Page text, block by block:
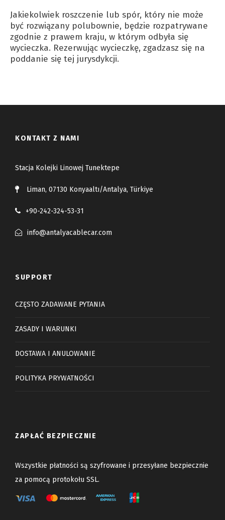
Jakiekolwiek roszczenie lub spór, który nie może
być rozwiązany polubownie, będzie rozpatrywane
zgodnie z prawem kraju, w którym odbyła się
wycieczka. Rezerwując wycieczkę, zgadzasz się na
poddanie się tej jurysdykcji.
KONTAKT Z NAMI
Stacja Kolejki Linowej Tunektepe
Liman, 07130 Konyaaltı/Antalya, Türkiye
+90-242-324-53-31
info@antalyacablecar.com
SUPPORT
CZĘSTO ZADAWANE PYTANIA
ZASADY I WARUNKI
DOSTAWA I ANULOWANIE
POLITYKA PRYWATNOŚCI
ZAPŁAĆ BEZPIECZNIE
Wszystkie płatności są szyfrowane i przesyłane bezpiecznie
za pomocą protokołu SSL.